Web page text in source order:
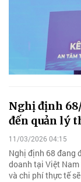
Nghị định
đến quản lý
11/03/2026 04:15
Nghị định 68 đang
doanh tại Việt
và chi phí thực tế